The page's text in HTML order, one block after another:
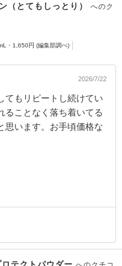
（とてもしっとり）
へのク
・1,650円 (編集部調べ)
2026/7/22
てもリピートし続けてい
ることなく落ち着いてる
思います。お手頃価格な